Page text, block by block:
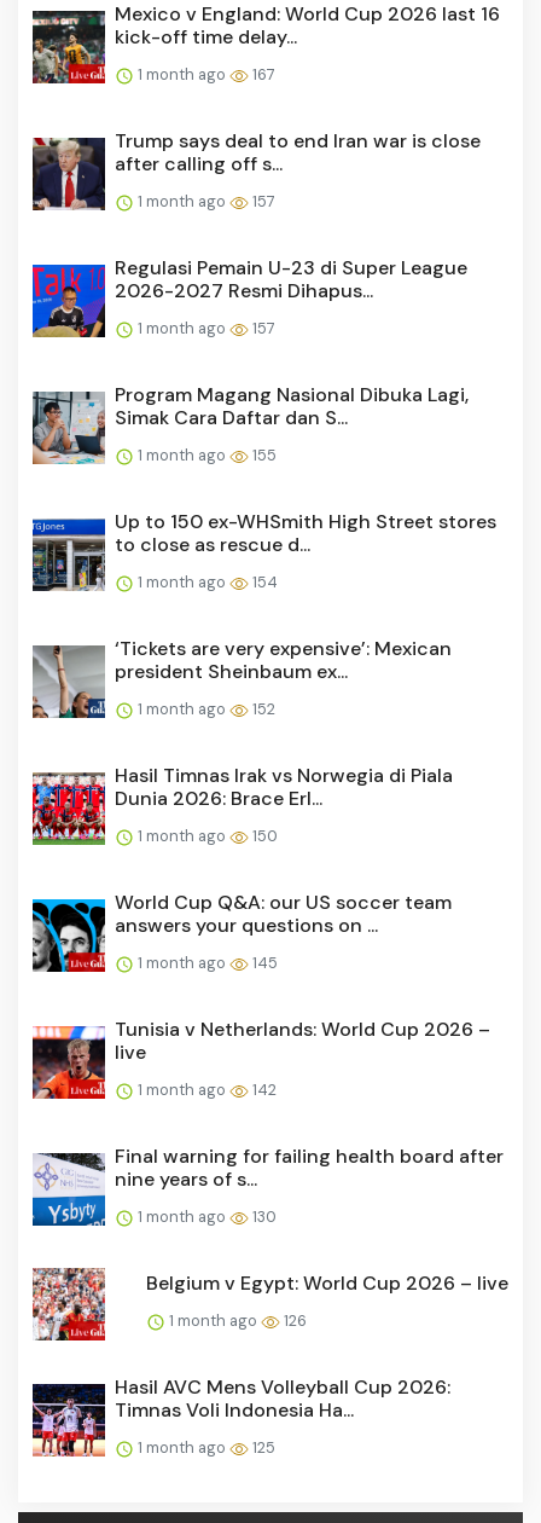
Mexico v England: World Cup 2026 last 16
kick-off time delay...
1 month ago 167
Trump says deal to end Iran war is close
after calling off s...
1 month ago 157
Regulasi Pemain U-23 di Super League
2026-2027 Resmi Dihapus...
1 month ago 157
Program Magang Nasional Dibuka Lagi,
Simak Cara Daftar dan S...
1 month ago 155
Up to 150 ex-WHSmith High Street stores
to close as rescue d...
1 month ago 154
‘Tickets are very expensive’: Mexican
president Sheinbaum ex...
1 month ago 152
Hasil Timnas Irak vs Norwegia di Piala
Dunia 2026: Brace Erl...
1 month ago 150
World Cup Q&A: our US soccer team
answers your questions on ...
1 month ago 145
Tunisia v Netherlands: World Cup 2026 –
live
1 month ago 142
Final warning for failing health board after
nine years of s...
1 month ago 130
Belgium v Egypt: World Cup 2026 – live
1 month ago 126
Hasil AVC Mens Volleyball Cup 2026:
Timnas Voli Indonesia Ha...
1 month ago 125